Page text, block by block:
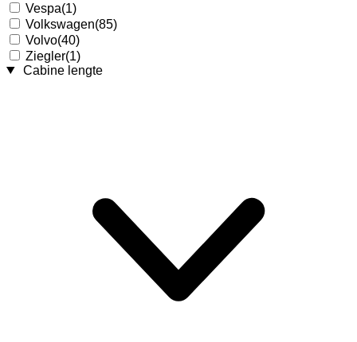
Vespa(1)
Volkswagen(85)
Volvo(40)
Ziegler(1)
Cabine lengte